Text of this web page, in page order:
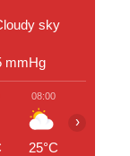
sky
mmHg
08:00
25°C
›